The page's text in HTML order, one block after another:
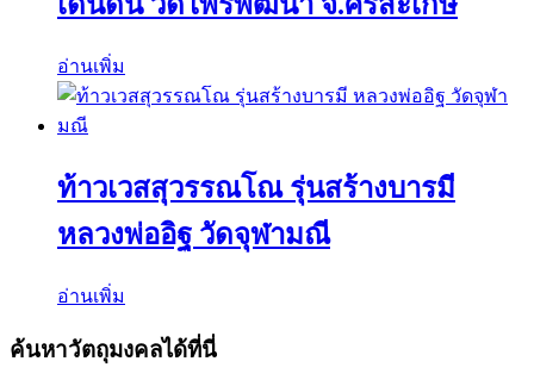
อ่านเพิ่ม
ท้าวเวสสุวรรณโณ รุ่นสร้างบารมี
หลวงพ่ออิฐ วัดจุฬามณี
อ่านเพิ่ม
ค้นหาวัตถุมงคลได้ที่นี่